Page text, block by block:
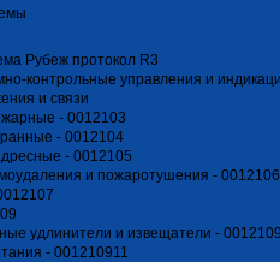
Рубеж протокол R3
контрольные управления и
и связи
- 0012103
- 0012104
- 0012105
и пожаротушения - 0012106
удлинители и извещатели -
- 001210911